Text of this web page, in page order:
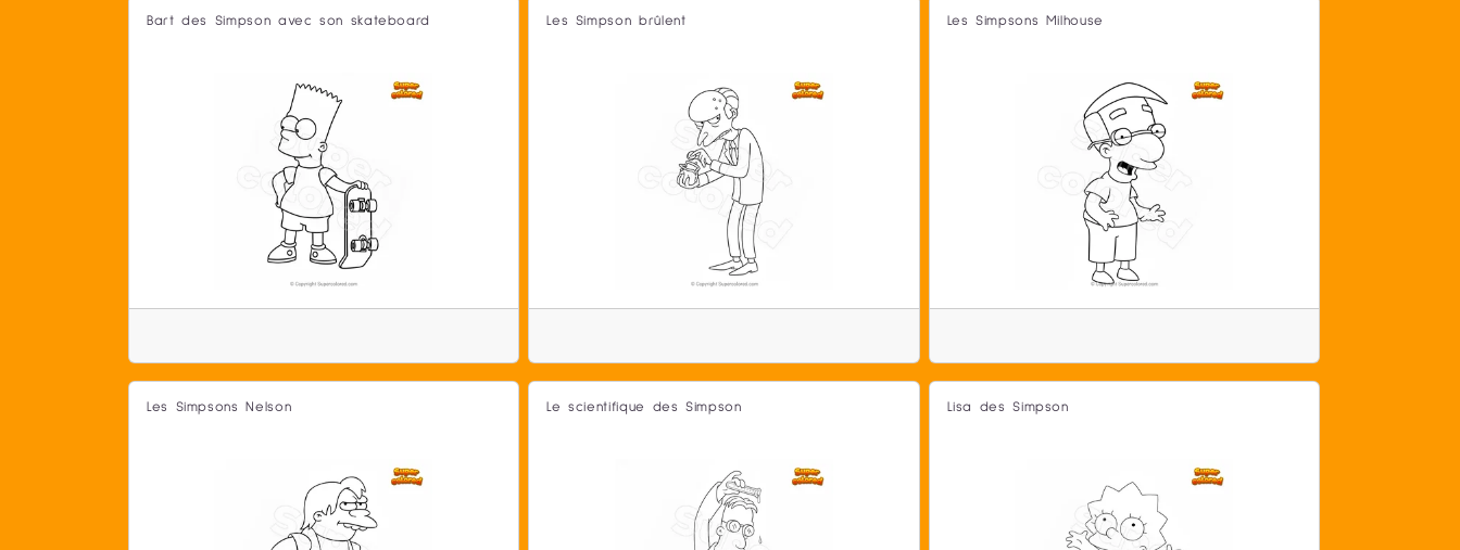
Bart des Simpson avec son skateboard Les Simpson brûlent Les Simpsons Milhouse
Les Simpsons Nelson Le scientifique des Simpson Lisa des Simpson